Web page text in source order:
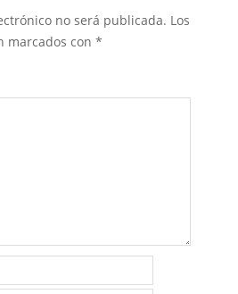
no será publicada. Los
marcados con *